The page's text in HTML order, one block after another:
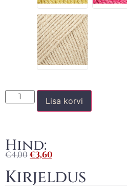
Lisa korvi
Hind:
€4,00€3,60
Kirjeldus